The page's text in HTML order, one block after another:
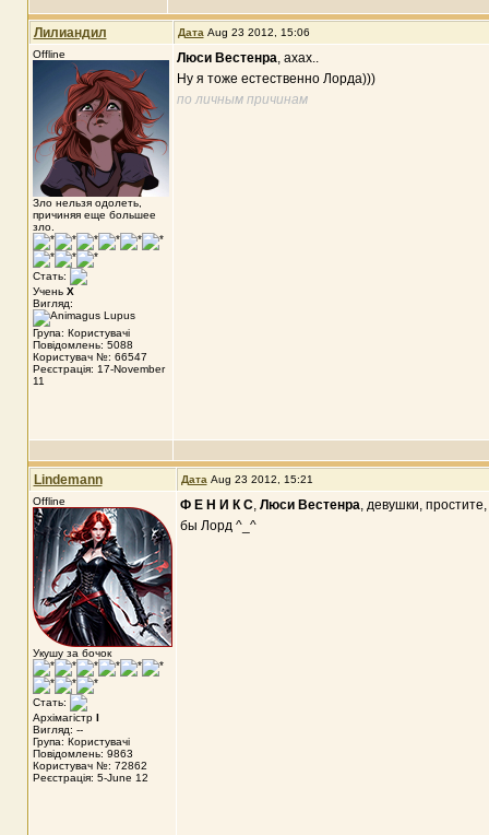
Лилиандил Дата Aug 23 2012, 15:06
Offline
Зло нельзя одолеть,
причиняя еще большее
зло.
Стать:
Учень X
Вигляд:
Група: Користувачі
Повідомлень: 5088
Користувач №: 66547
Реєстрація: 17-November
11
Люси Вестенра, ахах..
Ну я тоже естественно Лорда)))
по личным причинам
Lindemann Дата Aug 23 2012, 15:21
Offline
Укушу за бочок
Стать:
Архімагістр I
Вигляд: --
Група: Користувачі
Повідомлень: 9863
Користувач №: 72862
Реєстрація: 5-June 12
Ф Е Н И К С, Люси Вестенра, девушки,
бы Лорд ^_^